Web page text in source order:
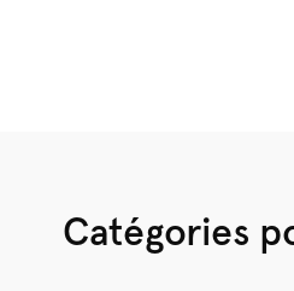
Catégories